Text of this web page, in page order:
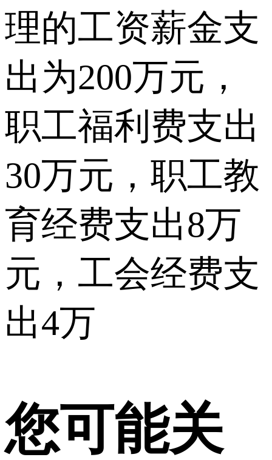
理的工资薪金支
出为200万元，
职工福利费支出
30万元，职工教
育经费支出8万
元，工会经费支
出4万
您可能关